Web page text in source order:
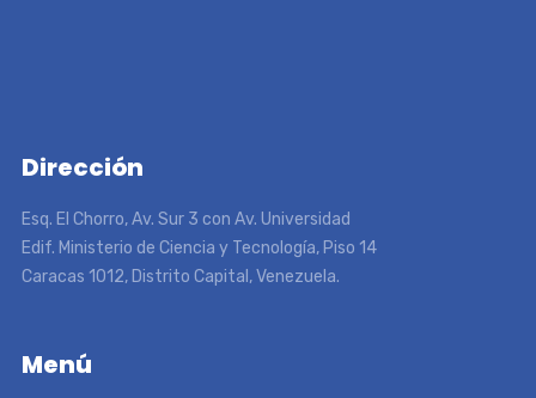
Dirección
Esq. El Chorro, Av. Sur 3 con Av. Universidad
Edif. Ministerio de Ciencia y Tecnología, Piso 14
Caracas 1012, Distrito Capital, Venezuela.
Menú